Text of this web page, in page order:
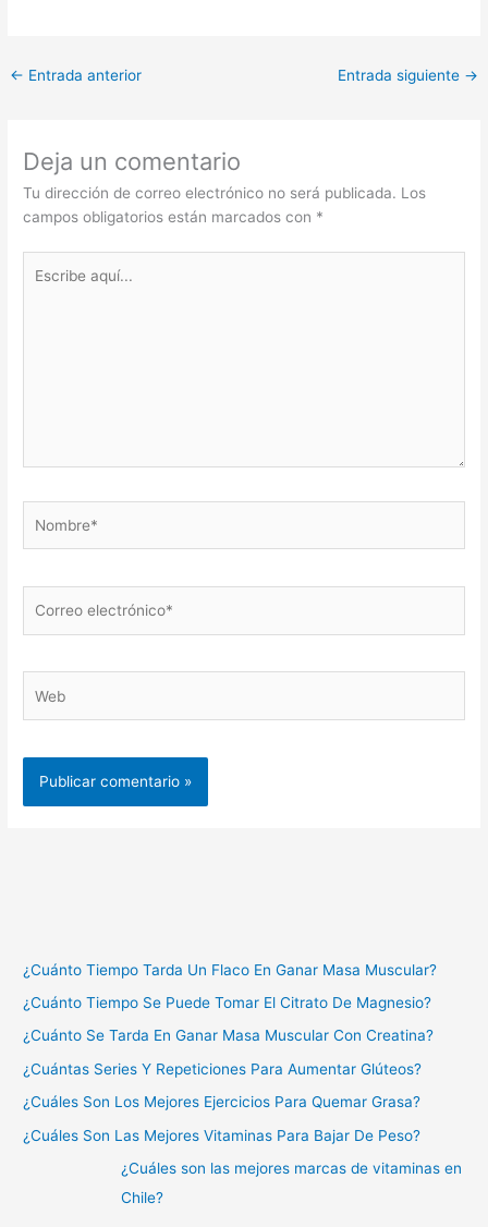
← Entrada anterior Entrada siguiente →
Deja un comentario
Tu dirección de correo electrónico no será publicada. Los
campos obligatorios están marcados con *
aquí...
electrónico*
¿Cuánto Tiempo Tarda Un Flaco En Ganar Masa Muscular?
¿Cuánto Tiempo Se Puede Tomar El Citrato De Magnesio?
¿Cuánto Se Tarda En Ganar Masa Muscular Con Creatina?
¿Cuántas Series Y Repeticiones Para Aumentar Glúteos?
¿Cuáles Son Los Mejores Ejercicios Para Quemar Grasa?
¿Cuáles Son Las Mejores Vitaminas Para Bajar De Peso?
¿Cuáles son las mejores marcas de vitaminas en
Chile?